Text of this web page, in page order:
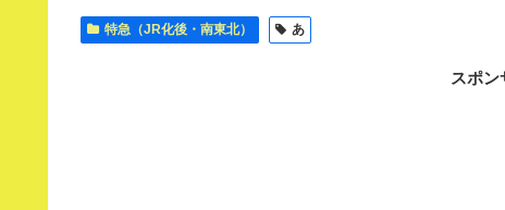
特急（JR化後・南東北） あ
スポン